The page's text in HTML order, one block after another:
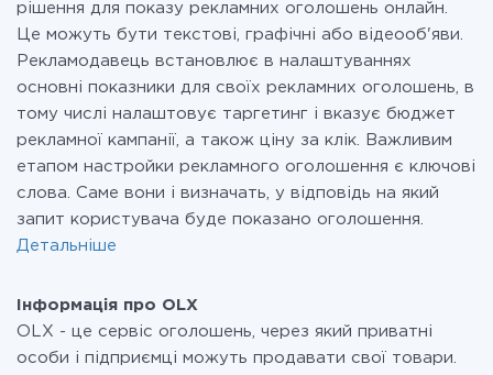
рішення для показу рекламних оголошень онлайн.
Це можуть бути текстові, графічні або відеооб'яви.
Рекламодавець встановлює в налаштуваннях
основні показники для своїх рекламних оголошень, в
тому числі налаштовує таргетинг і вказує бюджет
рекламної кампанії, а також ціну за клік. Важливим
етапом настройки рекламного оголошення є ключові
слова. Саме вони і визначать, у відповідь на який
запит користувача буде показано оголошення.
Детальніше
Інформація про OLX
OLX - це сервіс оголошень, через який приватні
особи і підприємці можуть продавати свої товари.